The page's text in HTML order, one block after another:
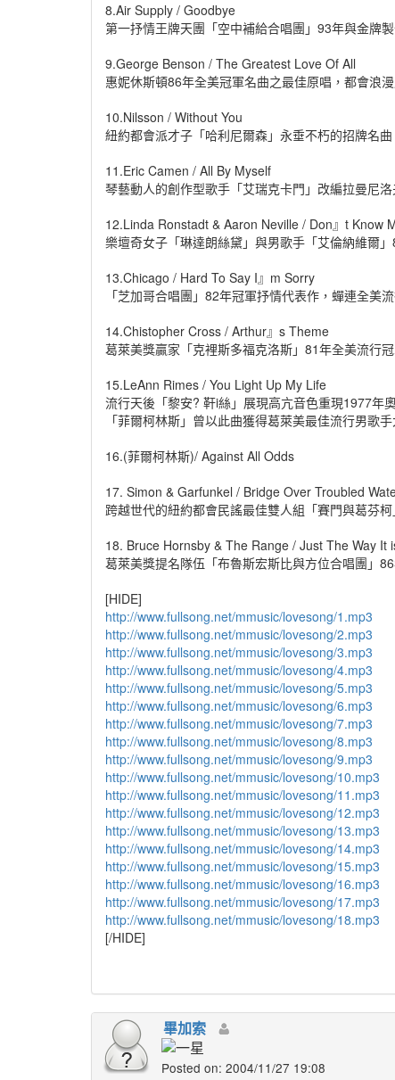
8.Air Supply / Goodbye
第一抒情王牌天團「空中補給合唱團」93年與金牌
9.George Benson / The Greatest Love Of All
惠妮休斯頓86年全美冠軍名曲之最佳原唱，都會浪
10.Nilsson / Without You
紐約都會派才子「哈利尼爾森」永垂不朽的招牌名
11.Eric Camen / All By Myself
琴藝動人的創作型歌手「艾瑞克卡門」改編拉曼尼
12.Linda Ronstadt & Aaron Neville / Don』t Know
樂壇奇女子「琳達朗絲黛」與男歌手「艾倫納維爾
13.Chicago / Hard To Say I』m Sorry
「芝加哥合唱團」82年冠軍抒情代表作，蟬連全
14.Chistopher Cross / Arthur』s Theme
葛萊美獎贏家「克裡斯多福克洛斯」81年全美流行
15.LeAnn Rimes / You Light Up My Life
流行天後「黎安? 靬i絲」展現高亢音色重現1977年
「菲爾柯林斯」曾以此曲獲得葛萊美最佳流行男歌
16.(菲爾柯林斯)/ Against All Odds
17. Simon & Garfunkel / Bridge Over Troubled
跨越世代的紐約都會民謠最佳雙人組「賽門與葛芬
18. Bruce Hornsby & The Range / Just The Way It
葛萊美獎提名隊伍「布魯斯宏斯比與方位合唱團」
[HIDE]
http://www.fullsong.net/mmusic/lovesong/1.mp3
http://www.fullsong.net/mmusic/lovesong/2.mp3
http://www.fullsong.net/mmusic/lovesong/3.mp3
http://www.fullsong.net/mmusic/lovesong/4.mp3
http://www.fullsong.net/mmusic/lovesong/5.mp3
http://www.fullsong.net/mmusic/lovesong/6.mp3
http://www.fullsong.net/mmusic/lovesong/7.mp3
http://www.fullsong.net/mmusic/lovesong/8.mp3
http://www.fullsong.net/mmusic/lovesong/9.mp3
http://www.fullsong.net/mmusic/lovesong/10.mp3
http://www.fullsong.net/mmusic/lovesong/11.mp3
http://www.fullsong.net/mmusic/lovesong/12.mp3
http://www.fullsong.net/mmusic/lovesong/13.mp3
http://www.fullsong.net/mmusic/lovesong/14.mp3
http://www.fullsong.net/mmusic/lovesong/15.mp3
http://www.fullsong.net/mmusic/lovesong/16.mp3
http://www.fullsong.net/mmusic/lovesong/17.mp3
http://www.fullsong.net/mmusic/lovesong/18.mp3
[/HIDE]
畢加索
Posted on: 2004/11/27 19:08